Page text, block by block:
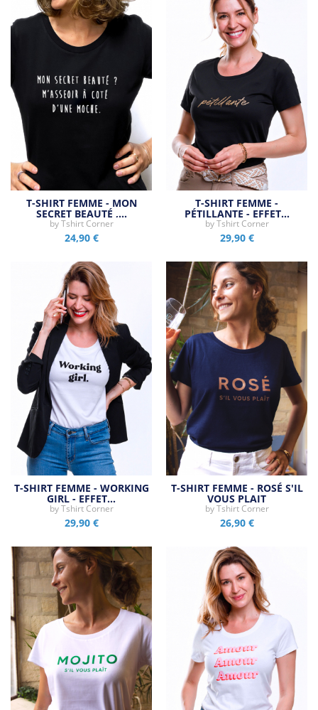
T-SHIRT FEMME - MON
SECRET BEAUTÉ ,…
byTshirt Corner
24,90 €
T-SHIRT FEMME -
PÉTILLANTE - EFFET…
byTshirt Corner
29,90 €
T-SHIRT FEMME - WORKING
GIRL - EFFET…
byTshirt Corner
29,90 €
T-SHIRT FEMME - ROSÉ S'IL
VOUS PLAIT
byTshirt Corner
26,90 €